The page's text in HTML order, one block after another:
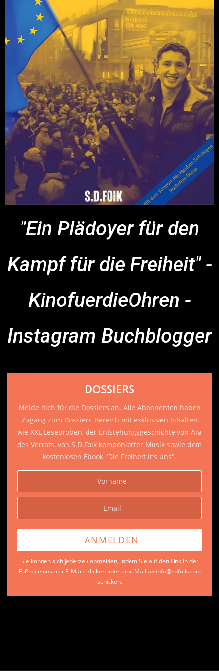
"Ein Plädoyer für den
Kampf für die Freiheit" -
KinofuerdieOhren -
Instagram Buchblogger
DOSSIERS
Melde dich für die Dossiers an. Alle Abonnenten haben
Zugang zum Dossiers-Bereich mit exklusiven Inhalten
wie XXL Leseproben, der Entstehungsgeschichte von Ära
des Verrats, von S.D.Foik komponierter Musik sowie dem
kostenlosen Ebook "Die Freiheit ins uns".
Sie können sich jederzeit abmelden, indem Sie auf den Link in der
Fußzeile unserer E-Mails klicken oder eine Mail an info@sdfoik.com
schicken.